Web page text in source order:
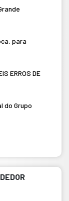
para
ERROS DE
do Grupo